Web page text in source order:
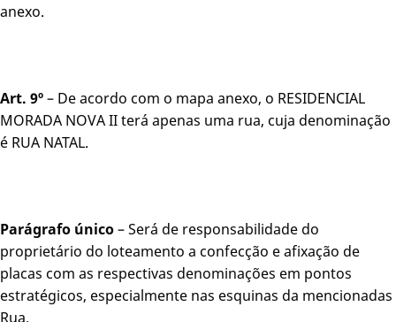
anexo.
Art. 9º– De acordo com o mapa anexo, o RESIDENCIAL
MORADA NOVA II terá apenas uma rua, cuja denominação
é RUA NATAL.
Parágrafo único– Será de responsabilidade do
proprietário do loteamento a confecção e afixação de
placas com as respectivas denominações em pontos
estratégicos, especialmente nas esquinas da mencionadas
Rua.